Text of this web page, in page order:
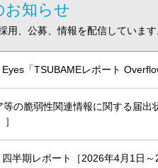
お知らせ
用、公募、情報を配信しています
「TSUBAMEレポート
等の脆弱性関連情報に関する届出
半期レポート［2026年4月1日～